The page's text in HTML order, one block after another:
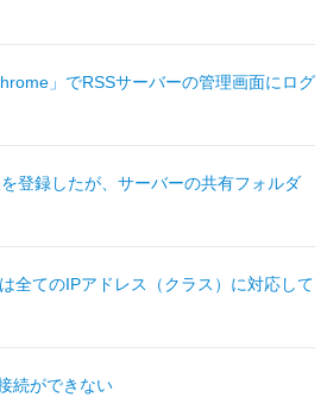
トご利用方法・免責事項
せ
」でRSSサーバーの管理画面にログ
登録したが、サーバーの共有フォルダ
全てのIPアドレス（クラス）に対応して
続ができない